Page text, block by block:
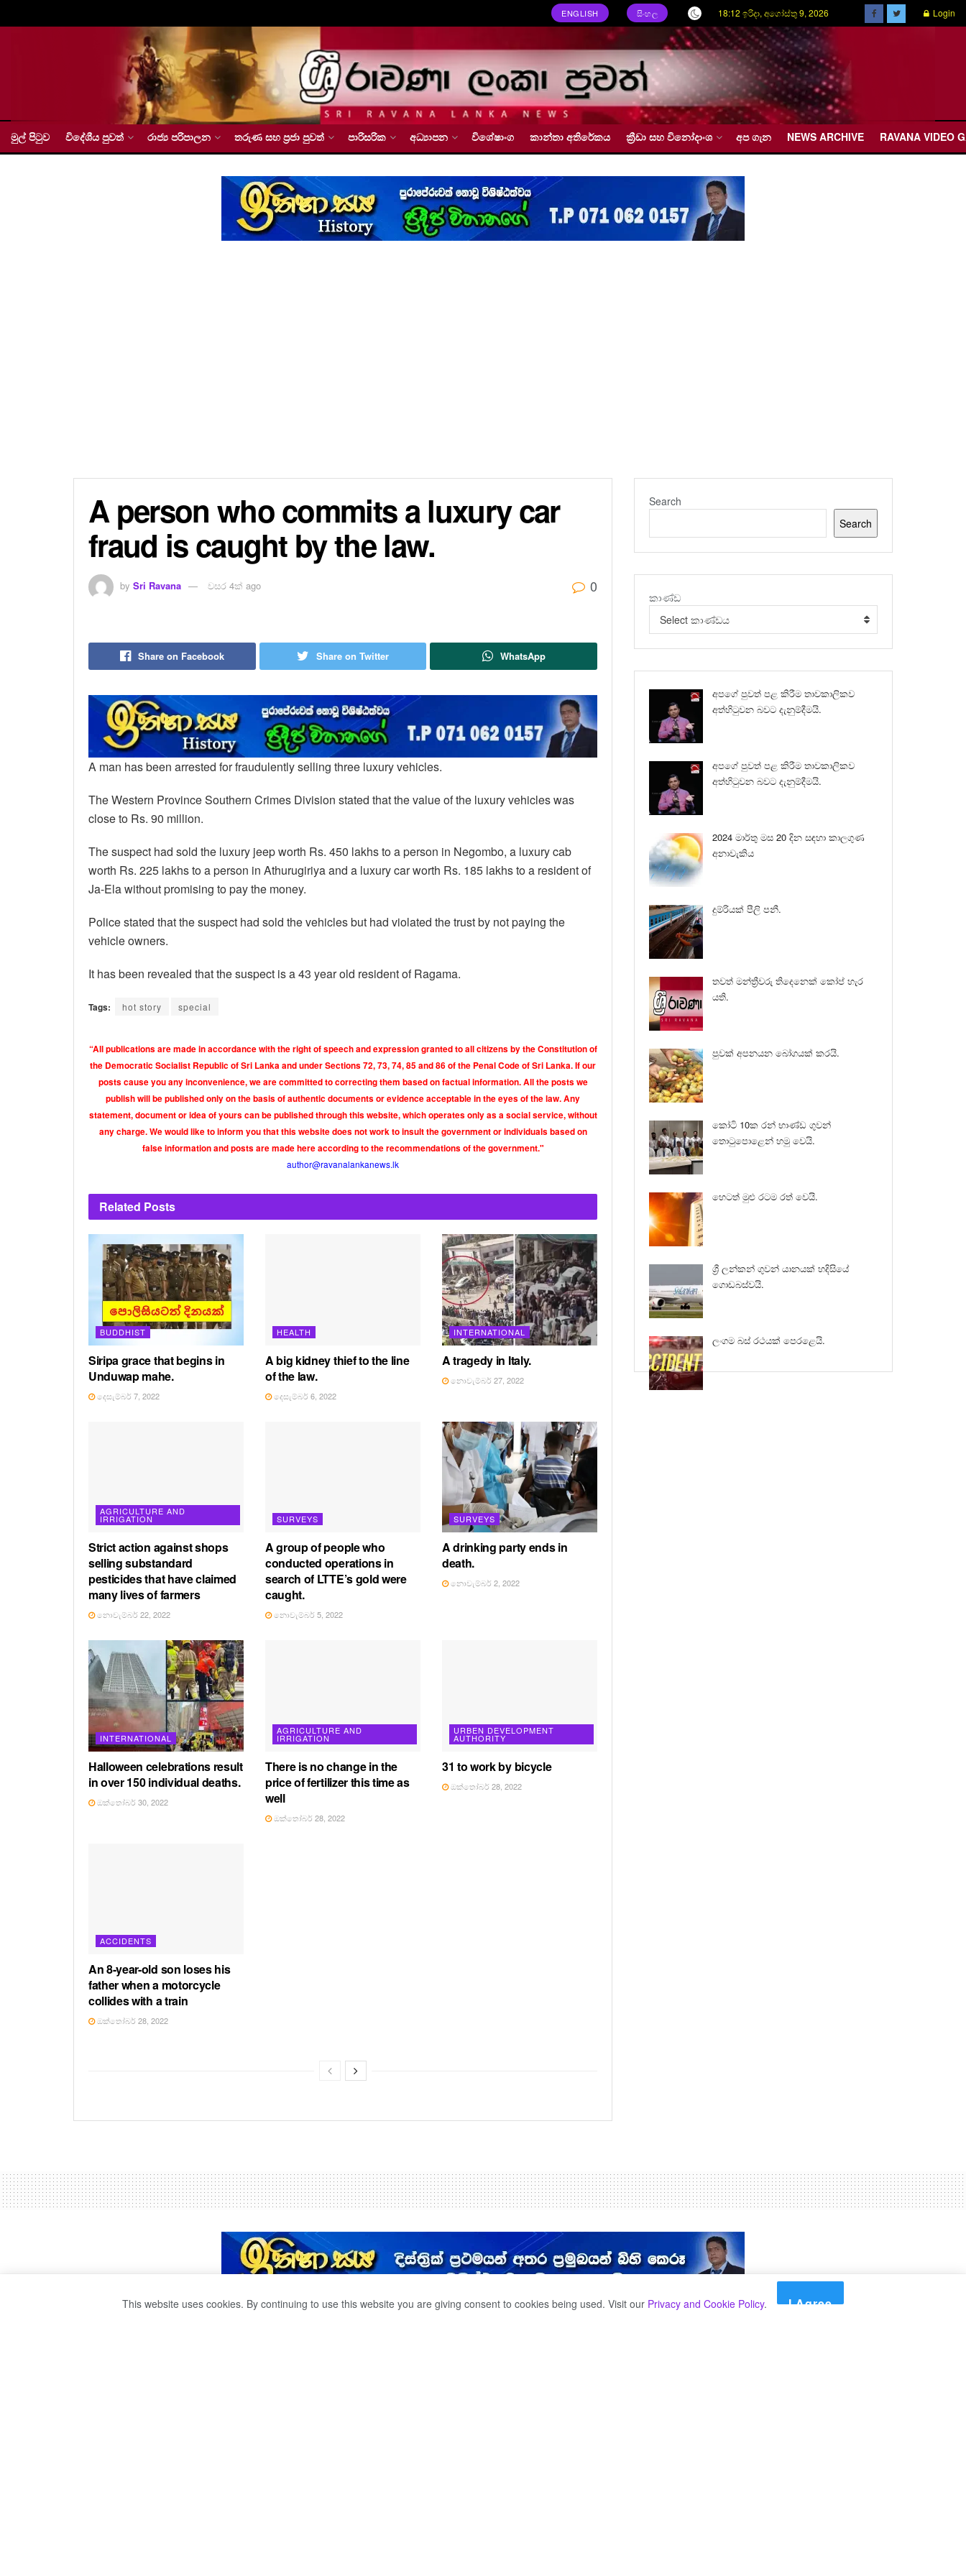
ENGLISH සිංහල 18:12 ඉරිදා, අගෝස්තු 9, 2026 Login
මුල් පිටුව විදේශීය පුවත් රාජ්‍ය පරිපාලන තරුණ සහ ප්‍රජා පුවත් පාරිසරික අධ්‍යාපන විශේෂාංග කාන්තා අතිරේකය ක්‍රීඩා සහ විනෝදාංශ අප ගැන NEWS ARCHIVE RAVANA VIDEO
A person who commits a luxury car
fraud is caught by the law.
by Sri Ravana වසර 4ක් ago 0
Share on Facebook Share on Twitter WhatsApp
A man has been arrested for fraudulently selling three luxury vehicles.
The Western Province Southern Crimes Division stated that the value of the luxury vehicles was
close to Rs. 90 million.
The suspect had sold the luxury jeep worth Rs. 450 lakhs to a person in Negombo, a luxury cab
worth Rs. 225 lakhs to a person in Athurugiriya and a luxury car worth Rs. 185 lakhs to a resident of
Ja-Ela without promising to pay the money.
Police stated that the suspect had sold the vehicles but had violated the trust by not paying the
vehicle owners.
It has been revealed that the suspect is a 43 year old resident of Ragama.
Tags: hot story special
“All publications are made in accordance with the right of speech and expression granted to all citizens by the Constitution of
the Democratic Socialist Republic of Sri Lanka and under Sections 72, 73, 74, 85 and 86 of the Penal Code of Sri Lanka. If our
posts cause you any inconvenience, we are committed to correcting them based on factual information. All the posts we
publish will be published only on the basis of authentic documents or evidence acceptable in the eyes of the law. Any
statement, document or idea of yours can be published through this website, which operates only as a social service, without
any charge. We would like to inform you that this website does not work to insult the government or individuals based on
false information and posts are made here according to the recommendations of the government."
author@ravanalankanews.lk
Related Posts
BUDDHIST
Siripa grace that begins in
Unduwap mahe.
දෙසැම්බර් 7, 2022
HEALTH
A big kidney thief to the line
of the law.
දෙසැම්බර් 6, 2022
INTERNATIONAL
A tragedy in Italy.
නොවැම්බර් 27, 2022
AGRICULTURE AND
IRRIGATION
Strict action against shops
selling substandard
pesticides that have claimed
many lives of farmers
නොවැම්බර් 22, 2022
SURVEYS
A group of people who
conducted operations in
search of LTTE’s gold were
caught.
නොවැම්බර් 5, 2022
SURVEYS
A drinking party ends in
death.
නොවැම්බර් 2, 2022
INTERNATIONAL
Halloween celebrations result
in over 150 individual deaths.
ඔක්තෝබර් 30, 2022
AGRICULTURE AND
IRRIGATION
There is no change in the
price of fertilizer this time as
well
ඔක්තෝබර් 28, 2022
URBEN DEVELOPMENT
AUTHORITY
31 to work by bicycle
ඔක්තෝබර් 28, 2022
ACCIDENTS
An 8-year-old son loses his
father when a motorcycle
collides with a train
ඔක්තෝබර් 28, 2022
Search
Search
කාණ්ඩ
Select කාණ්ඩය
අපගේ පුවත් පළ කිරීම තාවකාලිකව
අත්හිටුවන බවට දැනුම්දීමයි.
අපගේ පුවත් පළ කිරීම තාවකාලිකව
අත්හිටුවන බවට දැනුම්දීමයි.
2024 මාර්තු මස 20 දින සඳහා කාලගුණ
අනාවැකිය
දුම්රියක් පීලි පනී.
තවත් මන්ත්‍රීවරු තිදෙනෙක් කෝප් හැර
යති.
පුවක් අපනයන බෝගයක් කරයි.
කෝටි 10ක රන් භාණ්ඩ ගුවන්
තොටුපොළෙන් හමු වෙයි.
හෙටත් මුළු රටම රත් වෙයි.
ශ්‍රී ලන්කන් ගුවන් යානයක් හදිසියේ
ගොඩබස්වයි.
ලංගම බස් රථයක් පෙරළෙයි.
This website uses cookies. By continuing to use this website you are giving consent to cookies being used. Visit our Privacy and Cookie Policy. I Agree